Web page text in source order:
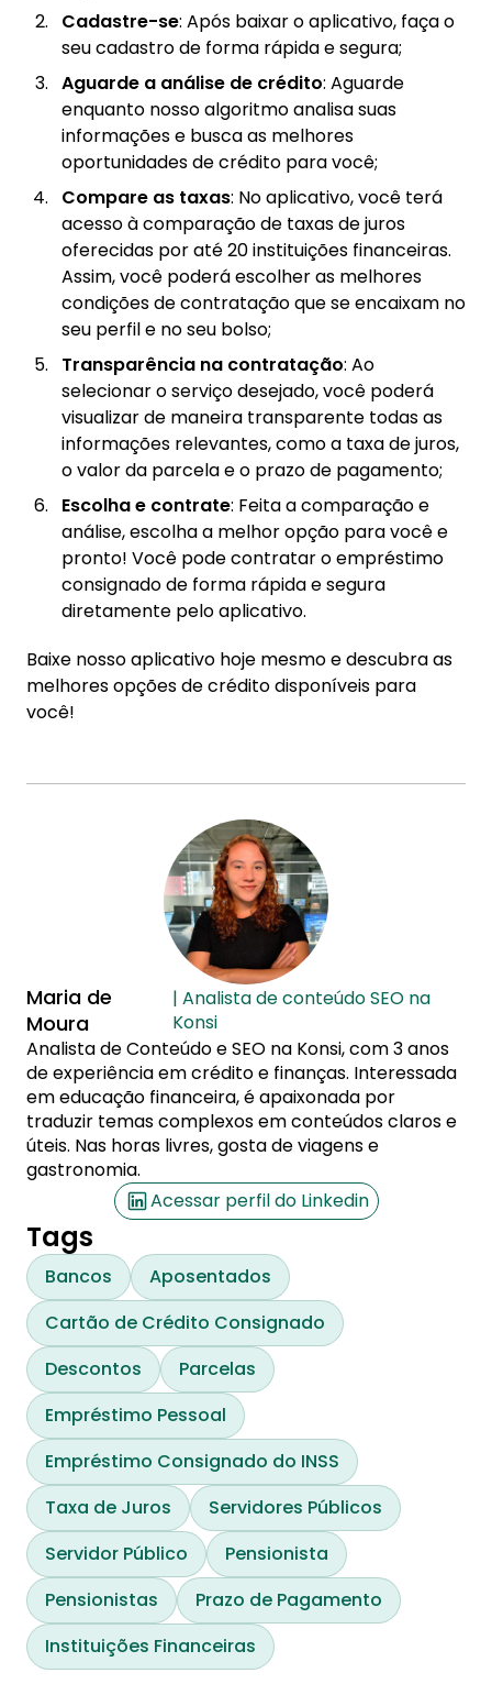
Cadastre-se: Após baixar o aplicativo, faça o
seu cadastro de forma rápida e segura;
Aguarde a análise de crédito: Aguarde
enquanto nosso algoritmo analisa suas
informações e busca as melhores
oportunidades de crédito para você;
Compare as taxas: No aplicativo, você terá
acesso à comparação de taxas de juros
oferecidas por até 20 instituições financeiras.
Assim, você poderá escolher as melhores
condições de contratação que se encaixam no
seu perfil e no seu bolso;
Transparência na contratação: Ao
selecionar o serviço desejado, você poderá
visualizar de maneira transparente todas as
informações relevantes, como a taxa de juros,
o valor da parcela e o prazo de pagamento;
Escolha e contrate: Feita a comparação e
análise, escolha a melhor opção para você e
pronto! Você pode contratar o empréstimo
consignado de forma rápida e segura
diretamente pelo aplicativo.
Baixe nosso aplicativo hoje mesmo e descubra as
melhores opções de crédito disponíveis para
você!
Maria de
Moura
| Analista de conteúdo SEO na
Konsi
Analista de Conteúdo e SEO na Konsi, com 3 anos
de experiência em crédito e finanças. Interessada
em educação financeira, é apaixonada por
traduzir temas complexos em conteúdos claros e
úteis. Nas horas livres, gosta de viagens e
gastronomia.
Acessar perfil do Linkedin
Tags
Bancos
Aposentados
Cartão de Crédito Consignado
Descontos
Parcelas
Empréstimo Pessoal
Empréstimo Consignado do INSS
Taxa de Juros
Servidores Públicos
Servidor Público
Pensionista
Pensionistas
Prazo de Pagamento
Instituições Financeiras